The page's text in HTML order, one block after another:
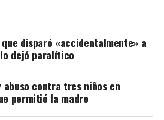
disparó «accidentalmente» a
dejó paralítico
contra tres niños en
permitió la madre